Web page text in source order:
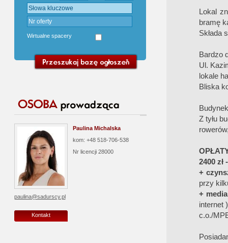
Wirtualne spacery
Paulina Michalska
kom: +48 518-706-538
Nr licencji 28000
paulina@sadurscy.pl
Kontakt
Lokal
bramę
Składa
Bardzo
Ul.
lokale
Bliska
Z tyłu
2400 zł
+
przy
+
internet
c.o./